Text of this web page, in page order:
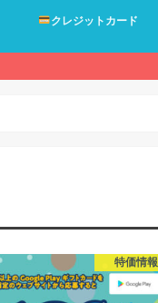
クレジットカード
特価情報